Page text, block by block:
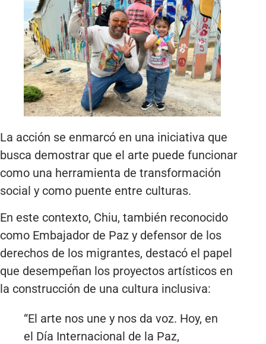
La acción se enmarcó en una iniciativa que
busca demostrar que el arte puede funcionar
como una herramienta de transformación
social y como puente entre culturas.
En este contexto, Chiu, también reconocido
como Embajador de Paz y defensor de los
derechos de los migrantes, destacó el papel
que desempeñan los proyectos artísticos en
la construcción de una cultura inclusiva:
“El arte nos une y nos da voz. Hoy, en
el Día Internacional de la Paz,